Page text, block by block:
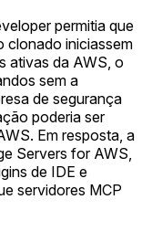
permitia que
clonado iniciassem
ativas da AWS, o
sem a
de segurança
poderia ser
Em resposta, a
Servers for AWS,
de IDE e
servidores MCP